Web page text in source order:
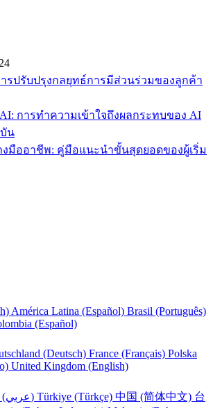
รปรับปรุงกลยุทธ์การมีส่วนร่วมของลูกค้า
การทำความเข้าใจถึงผลกระทบของ AI
น
งมืออาชีพ: คู่มือแนะนำขั้นสุดยอดของผู้เริ่ม
América Latina (Español) Brasil (Português)
(Español)
(Deutsch) France (Français) Polska
United Kingdom (English)
UAE (عربي) Türkiye (Türkçe) 中国 (简体中文) 台